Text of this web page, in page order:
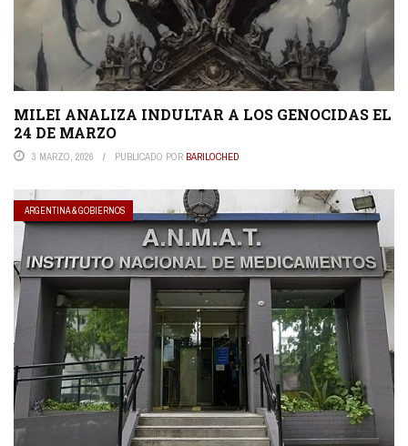
MILEI ANALIZA INDULTAR A LOS GENOCIDAS EL
24 DE MARZO
3 MARZO, 2026 PUBLICADO POR BARILOCHED
ARGENTINA & GOBIERNOS